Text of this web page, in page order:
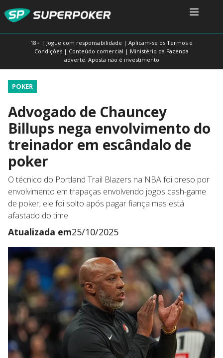
18+ | Jogue com responsabilidade | Aplicam-se os Termos e
Condições | Conteúdo comercial | Ministério da Fazenda
adverte: Aposta não é investimento
POKER
Advogado de Chauncey
Billups nega envolvimento do
treinador em escândalo de
poker
O técnico do Portland Trail Blazers na NBA foi preso por
envolvimento em trapaças envolvendo jogos cash-game
de poker; ele foi solto após pagar fiança mas está
afastado do time
Atualizada em25/10/2025